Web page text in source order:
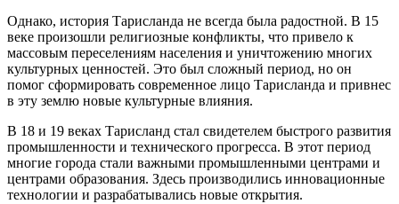
Однако, история Тарисланда не всегда была радостной. В 15
веке произошли религиозные конфликты, что привело к
массовым переселениям населения и уничтожению многих
культурных ценностей. Это был сложный период, но он
помог сформировать современное лицо Тарисланда и привнес
в эту землю новые культурные влияния.
В 18 и 19 веках Тарисланд стал свидетелем быстрого развития
промышленности и технического прогресса. В этот период
многие города стали важными промышленными центрами и
центрами образования. Здесь производились инновационные
технологии и разрабатывались новые открытия.